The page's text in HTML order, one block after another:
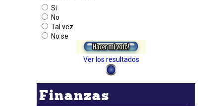
Si
No
Tal vez
No se
Ver los resultados
Finanzas